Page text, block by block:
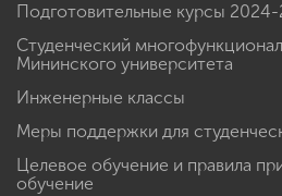
Подготовительные курсы
Студенческий
Мининского университета
Инженерные классы
Меры поддержки для
Целевое обучение и правила
обучение